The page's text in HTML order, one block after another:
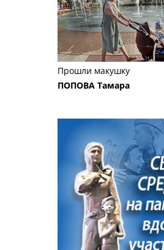
Прошли макушку
ПОПОВА Тамара